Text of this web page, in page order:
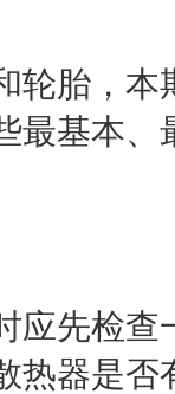
轮胎 ，
最基本、
应先检查
热器是否